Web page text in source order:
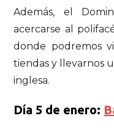
Además, el
acercarse al
donde podremos
tiendas y llevarnos
inglesa.
Día 5 de enero: